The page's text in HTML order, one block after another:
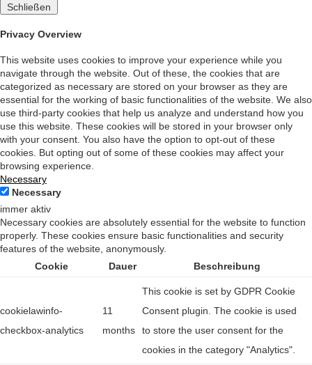
Schließen
Privacy Overview
This website uses cookies to improve your experience while you
navigate through the website. Out of these, the cookies that are
categorized as necessary are stored on your browser as they are
essential for the working of basic functionalities of the website. We also
use third-party cookies that help us analyze and understand how you
use this website. These cookies will be stored in your browser only
with your consent. You also have the option to opt-out of these
cookies. But opting out of some of these cookies may affect your
browsing experience.
Necessary
Necessary
immer aktiv
Necessary cookies are absolutely essential for the website to function
properly. These cookies ensure basic functionalities and security
features of the website, anonymously.
Cookie
Dauer Beschreibung
cookielawinfo-
checkbox-analytics
11
months
This cookie is set by GDPR Cookie
Consent plugin. The cookie is used
to store the user consent for the
cookies in the category "Analytics".